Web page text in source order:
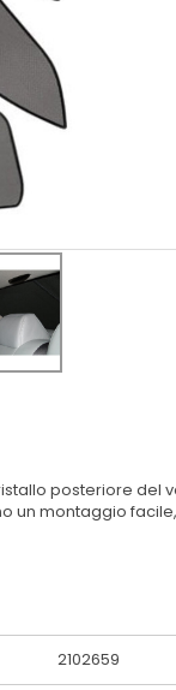
posteriore del
un montaggio
2102659